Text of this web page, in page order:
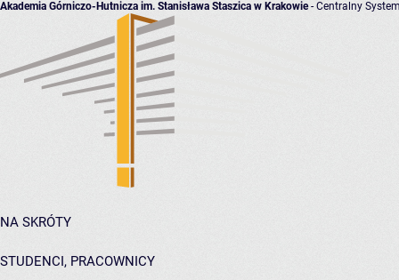
Akademia Górniczo-Hutnicza im. Stanisława Staszica w Krakowie- Centralny
NA SKRÓTY
STUDENCI, PRACOWNICY